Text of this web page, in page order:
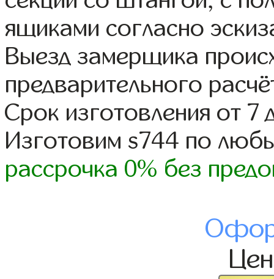
ящиками согласно
Выезд замерщика
предварительного
Срок изготовления от 7
Изготовим s744 по
рассрочка 0% без